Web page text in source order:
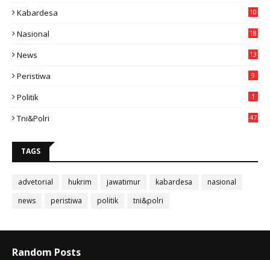
Kabardesa
10
Nasional
18
News
13
Peristiwa 9
Politik 1
Tni&polri 47
TAGS
advetorial hukrim jawatimur kabardesa
nasional
news
peristiwa politik tni&polri
Random Posts